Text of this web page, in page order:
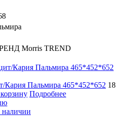
Morris TREND
Кария Пальмира 465*452*652 18
Подробнее